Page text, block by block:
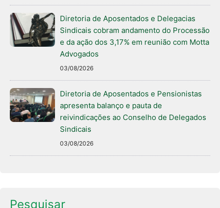
Diretoria de Aposentados e Delegacias
Sindicais cobram andamento do Processão
e da ação dos 3,17% em reunião com Motta
Advogados
03/08/2026
Diretoria de Aposentados e Pensionistas
apresenta balanço e pauta de
reivindicações ao Conselho de Delegados
Sindicais
03/08/2026
Pesquisar